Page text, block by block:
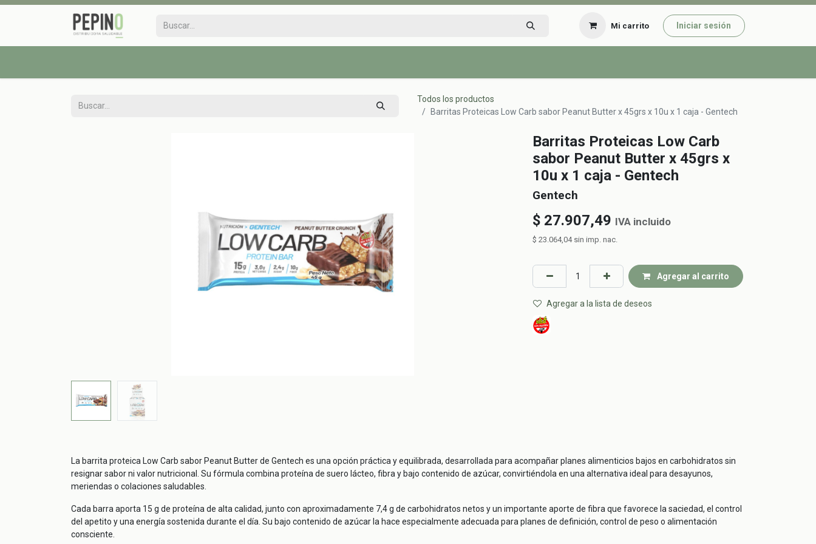
Mi carrito Iniciar sesión
Todos los productos
Barritas Proteicas Low Carb sabor Peanut Butter x 45grs x 10u x 1 caja - Gentech
Barritas Proteicas Low Carb
sabor Peanut Butter x 45grs x
10u x 1 caja - Gentech
Gentech
$ 27.907,49 IVA incluido
$ 23.064,04 sin imp. nac.
Agregar al carrito
Agregar a la lista de deseos
La barrita proteica Low Carb sabor Peanut Butter de Gentech es una opción práctica y equilibrada, desarrollada para acompañar planes alimenticios bajos en carbohidratos sin
resignar sabor ni valor nutricional. Su fórmula combina proteína de suero lácteo, fibra y bajo contenido de azúcar, convirtiéndola en una alternativa ideal para desayunos,
meriendas o colaciones saludables.
Cada barra aporta 15 g de proteína de alta calidad, junto con aproximadamente 7,4 g de carbohidratos netos y un importante aporte de fibra que favorece la saciedad, el control
del apetito y una energía sostenida durante el día. Su bajo contenido de azúcar la hace especialmente adecuada para planes de definición, control de peso o alimentación
consciente.